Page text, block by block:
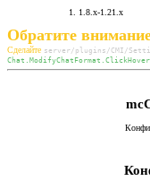
1.8.x-1.21.x
Обратите
Сделайте server/plugins/CMI/